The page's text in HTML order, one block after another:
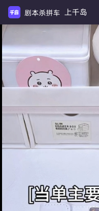
剧本杀拼车 上千岛